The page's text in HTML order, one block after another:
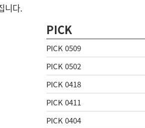
니다.
PICK
PICK 0509
PICK 0502
PICK 0418
PICK 0411
PICK 0404